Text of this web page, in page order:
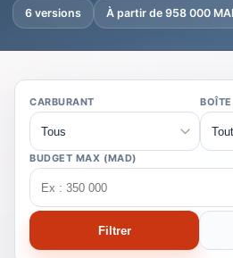
6 versions À partir de 958 000
CARBURANT BOÎTE
BUDGET MAX (MAD)
Filtrer